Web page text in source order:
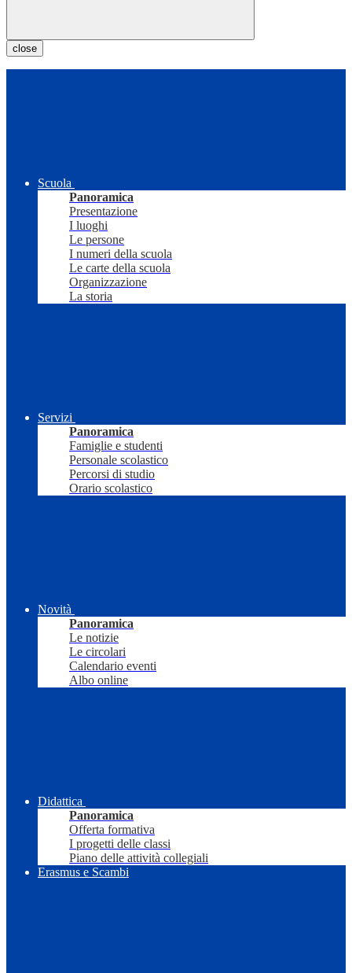
close
Scuola
Panoramica
Presentazione
I luoghi
Le persone
I numeri della scuola
Le carte della scuola
Organizzazione
La storia
Servizi
Panoramica
Famiglie e studenti
Personale scolastico
Percorsi di studio
Orario scolastico
Novità
Panoramica
Le notizie
Le circolari
Calendario eventi
Albo online
Didattica
Panoramica
Offerta formativa
I progetti delle classi
Piano delle attività collegiali
Erasmus e Scambi